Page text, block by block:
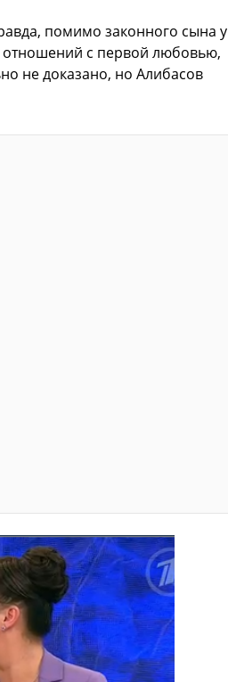
помимо законного сына у
отношений с первой любовью,
не доказано, но Алибасов